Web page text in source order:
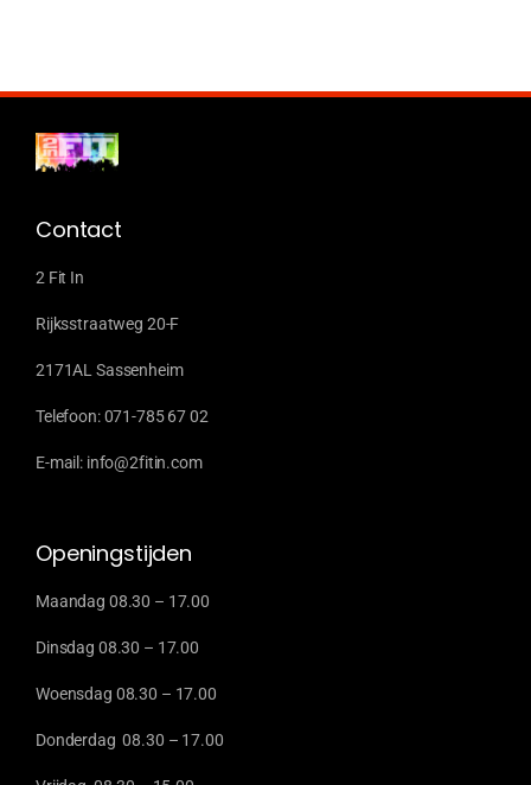
Contact
2 Fit In
Rijksstraatweg 20-F
2171AL Sassenheim
Telefoon: 071-785 67 02
E-mail: info@2fitin.com
Openingstijden
Maandag 08.30 – 17.00
Dinsdag 08.30 – 17.00
Woensdag 08.30 – 17.00
Donderdag 08.30 – 17.00